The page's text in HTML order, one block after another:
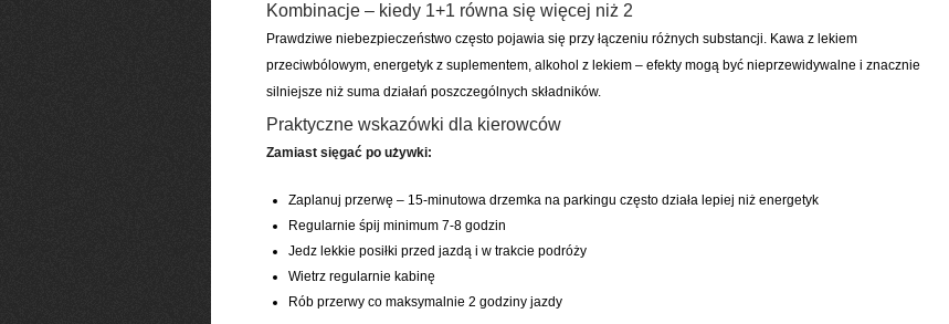
Kombinacje – kiedy 1+1 równa się więcej niż 2
Prawdziwe niebezpieczeństwo często pojawia się przy łączeniu różnych substancji. Kawa z lekiem
przeciwbólowym, energetyk z suplementem, alkohol z lekiem – efekty mogą być nieprzewidywalne i znacznie
silniejsze niż suma działań poszczególnych składników.
Praktyczne wskazówki dla kierowców
Zamiast sięgać po używki:
Zaplanuj przerwę – 15-minutowa drzemka na parkingu często działa lepiej niż energetyk
Regularnie śpij minimum 7-8 godzin
Jedz lekkie posiłki przed jazdą i w trakcie podróży
Wietrz regularnie kabinę
Rób przerwy co maksymalnie 2 godziny jazdy